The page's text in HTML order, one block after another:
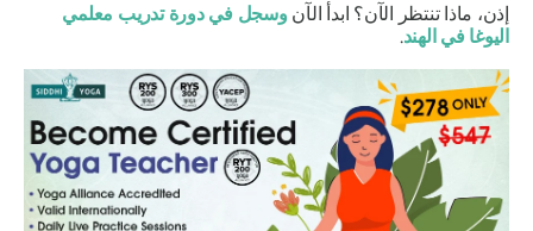
إذن، ماذا تنتظر الآن؟ ابدأ الآنوسجل في دورة تدريب معلمي
اليوغا في الهند.